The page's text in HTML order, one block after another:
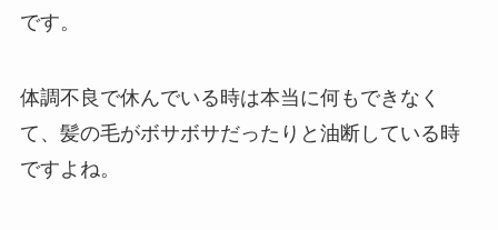
です。
体調不良で休んでいる時は本当に何もできなく
て、髪の毛がボサボサだったりと油断している時
ですよね。